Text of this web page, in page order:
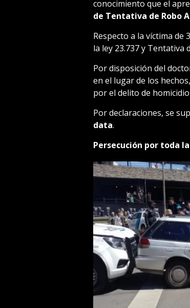
conocimiento que el
de Tentativa de Robo
Respecto a la víctima
la ley 23.737 y Tentativa
Por disposición del
en el lugar de los
por el delito de
Por declaraciones, se
data.
Persecución por toda